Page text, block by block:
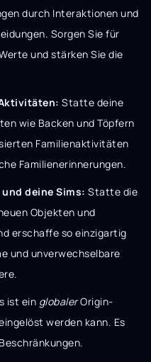
durch Interaktionen und
Sorgen Sie für
und stärken Sie die
Statte deine
wie Backen und Töpfern
Familienaktivitäten
Familienerinnerungen.
deine Sims: Statte die
Objekten und
erschaffe so einzigartig
und unverwechselbare
ist ein globalerOrigin-
werden kann. Es